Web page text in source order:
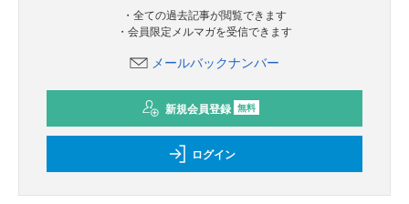
・全ての過去記事が閲覧できます
・会員限定メルマガを受信できます
メールバックナンバー
新規会員登録 無料
ログイン